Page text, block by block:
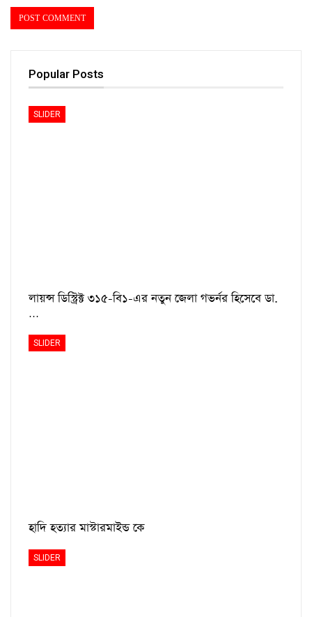
Popular Posts
SLIDER
লায়ন্স ডিস্ট্রিক্ট ৩১৫-বি১-এর নতুন জেলা গভর্নর হিসেবে ডা.
…
SLIDER
হাদি হত্যার মাস্টারমাইন্ড কে
SLIDER